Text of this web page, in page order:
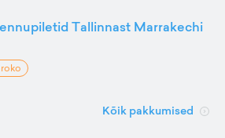
Tallinnast Marrakechi
Kõik pakkumised